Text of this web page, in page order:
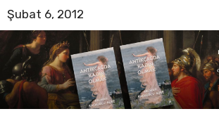
Şubat 6, 2012